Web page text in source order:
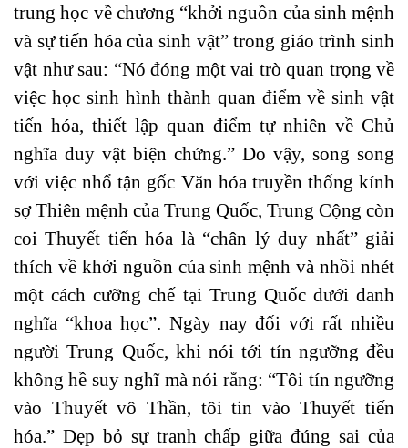
trung học về chương “khởi nguồn của sinh mệnh
và sự tiến hóa của sinh vật” trong giáo trình sinh
vật như sau: “Nó đóng một vai trò quan trọng về
việc học sinh hình thành quan điểm về sinh vật
tiến hóa, thiết lập quan điểm tự nhiên về Chủ
nghĩa duy vật biện chứng.” Do vậy, song song
với việc nhổ tận gốc Văn hóa truyền thống kính
sợ Thiên mệnh của Trung Quốc, Trung Cộng còn
coi Thuyết tiến hóa là “chân lý duy nhất” giải
thích về khởi nguồn của sinh mệnh và nhồi nhét
một cách cưỡng chế tại Trung Quốc dưới danh
nghĩa “khoa học”. Ngày nay đối với rất nhiều
người Trung Quốc, khi nói tới tín ngưỡng đều
không hề suy nghĩ mà nói rằng: “Tôi tín ngưỡng
vào Thuyết vô Thần, tôi tin vào Thuyết tiến
hóa.” Dẹp bỏ sự tranh chấp giữa đúng sai của